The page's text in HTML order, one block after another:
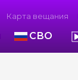
Карта вещания
СВО